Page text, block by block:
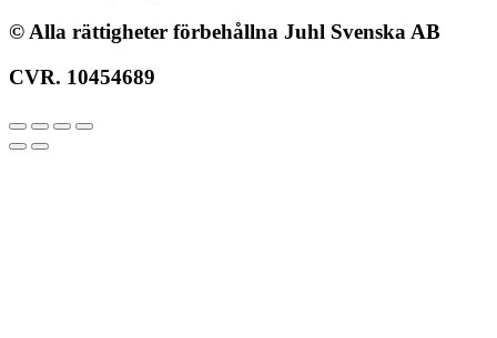
© Alla rättigheter förbehållna Juhl Svenska AB
CVR. 10454689